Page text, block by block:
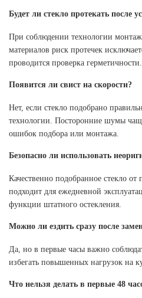
Будет ли стекло протекать после
При соблюдении технологии
материалов риск протечек
проводится проверка герметичности.
Появится ли свист на скорости?
Нет, если стекло подобрано
технологии. Посторонние шумы
ошибок подбора или монтажа.
Безопасно ли использовать
Качественно подобранное стекло от
подходит для ежедневной
функции штатного остекления.
Можно ли ездить сразу после
Да, но в первые часы важно
избегать повышенных нагрузок на
Что нельзя делать в первые 48